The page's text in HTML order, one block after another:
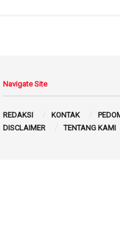
Navigate Site
REDAKSI KONTAK
DISCLAIMER
TENTANG KAMI